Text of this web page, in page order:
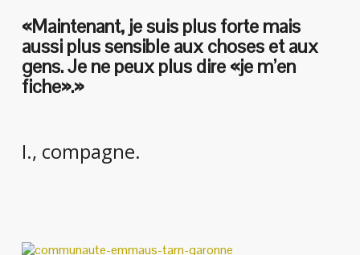
«Maintenant, je suis plus forte mais
aussi plus sensible aux choses et aux
gens. Je ne peux plus dire «je m’en
fiche».»
I., compagne.